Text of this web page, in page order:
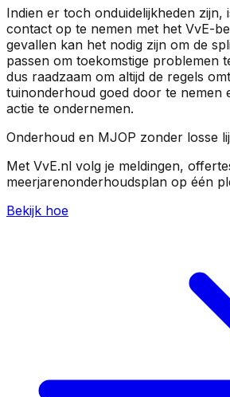
Indien er toch onduidelijkheden zijn,
contact op te nemen met het VvE-
gevallen kan het nodig zijn om de
passen om toekomstige problemen
dus raadzaam om altijd de regels
tuinonderhoud goed door te nemen
actie te ondernemen.
Onderhoud en MJOP zonder losse
Met VvE.nl volg je meldingen,
meerjarenonderhoudsplan op één
Bekijk hoe